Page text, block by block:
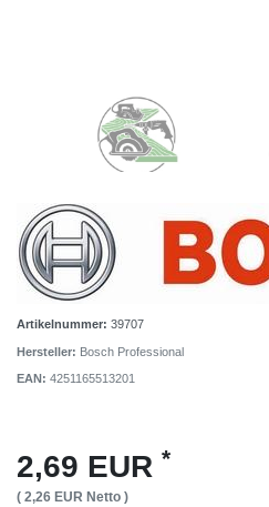
Artikelnummer: 39707
Hersteller: Bosch Professional
EAN: 4251165513201
2,69 EUR *
( 2,26 EUR Netto )